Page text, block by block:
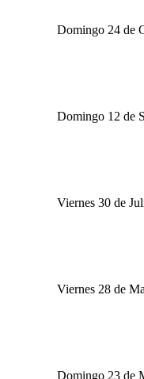
Domingo 24 de
Domingo 12 de
Viernes 30 de
Viernes 28 de
Domingo 23 de